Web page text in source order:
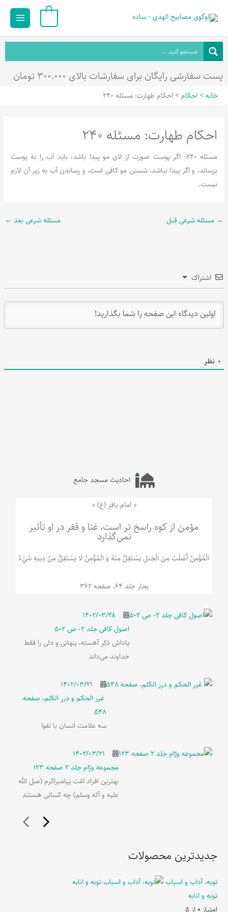
محتوا
Main
پست سفارشی رایگان برای سفارشات بالای ۳۰۰.۰۰۰ تومان
خانه احکام احکام طهارت: مسئله 240
احکام طهارت: مسئله 240
مسئله 240: اگر پوست صورت از لای مو پیدا باشد، باید آب را به پوست
برساند، و اگر پیدا نباشد، شستن مو کافی است، و رساندن آب به زیر آن لازم
نیست.
→ مسئله شرعی قبل مسئله شرعی بعد ←
اشتراک
0 نظر
احادیث مسجد جامع
« امام باقر (ع) »
مؤمن از کوه راسخ تر است، غنا و فقر در او تأثیر
نمی‌گذارد
الْمُؤْمِنُ‌ أَصْلَبُ‌ مِنَ‌ الْجَبَلِ‌ یَسْتَقِلُّ مِنْهُ وَ الْمُؤْمِنُ لَا يَسْتَقِلُّ مِنْ دِينِهِ شَيْ‌ءٌ
بحار جلد 64، صفحه 362
۱۴۰۲/۰۳/۲۸
اصول کافی جلد 2- ص 502
پاداش ذکر آهسته، پنهانی و دلی را فقط
خداوند می‌داند
۱۴۰۲/۰۳/۲۱
غرر الحکم و درر الکلم، صفحه
548
سه علامت انسان با تقوا
۱۴۰۲/۰۳/۲۱
مجموعه ورّام جلد 2 صفحه 123
بهترین افراد امّت پیامبراکرم (صل الله
علیه و آله وسلم) چه کسانی هستند
جدیدترین محصولات
توبه، آداب و اسباب
توبه و انابه
امتیاز 0 از 5